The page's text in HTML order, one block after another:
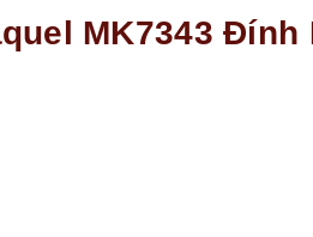
MK7343 Đính